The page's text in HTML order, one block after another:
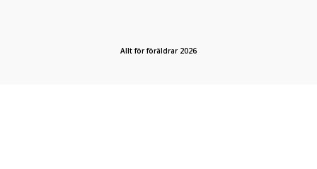
Allt för föräldrar 2026